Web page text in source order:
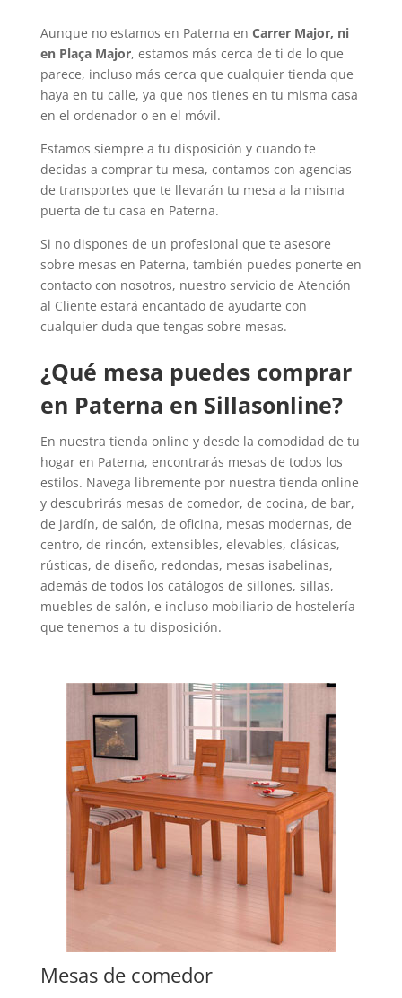
Aunque no estamos en Paterna en Carrer Major, ni
en Plaça Major, estamos más cerca de ti de lo que
parece, incluso más cerca que cualquier tienda que
haya en tu calle, ya que nos tienes en tu misma casa
en el ordenador o en el móvil.
Estamos siempre a tu disposición y cuando te
decidas a comprar tu mesa, contamos con agencias
de transportes que te llevarán tu mesa a la misma
puerta de tu casa en Paterna.
Si no dispones de un profesional que te asesore
sobre mesas en Paterna, también puedes ponerte en
contacto con nosotros, nuestro servicio de Atención
al Cliente estará encantado de ayudarte con
cualquier duda que tengas sobre mesas.
¿Qué mesa puedes comprar
en Paterna en Sillasonline?
En nuestra tienda online y desde la comodidad de tu
hogar en Paterna, encontrarás mesas de todos los
estilos. Navega libremente por nuestra tienda online
y descubrirás mesas de comedor, de cocina, de bar,
de jardín, de salón, de oficina, mesas modernas, de
centro, de rincón, extensibles, elevables, clásicas,
rústicas, de diseño, redondas, mesas isabelinas,
además de todos los catálogos de sillones, sillas,
muebles de salón, e incluso mobiliario de hostelería
que tenemos a tu disposición.
Mesas de comedor